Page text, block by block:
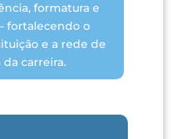
formatura e
fortalecendo o
e a rede de
carreira.